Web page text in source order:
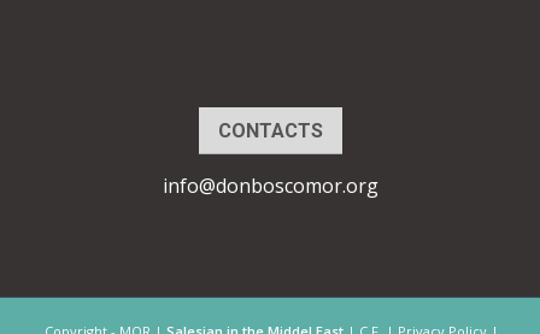
CONTACTS
info@donboscomor.org